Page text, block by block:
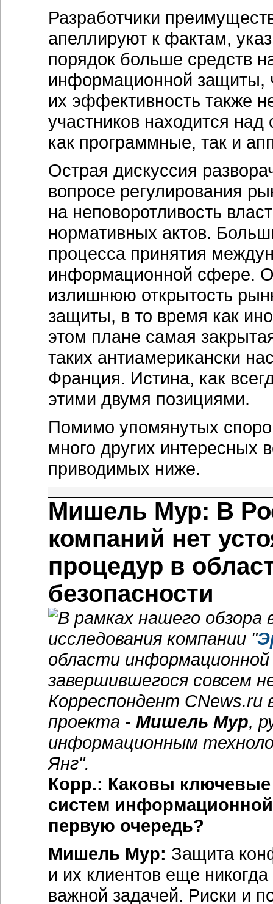
Разработчики
апеллируют к фактам,
порядок больше средств
информационной защиты,
их эффективность также
участников находится
как программные, так и
Острая дискуссия
вопросе регулирования
на неповоротливость
нормативных актов.
процесса принятия
информационной сфере.
излишнюю открытость
защиты, в то время как
этом плане самая
таких антиамерикански
Франция. Истина, как
этими двумя позициями.
Помимо упомянутых
много других интересных
приводимых ниже.
Мишель Мур: В
компаний нет
процедур в
безопасности
В рамках нашего обзора
исследования компании "
области
завершившегося совсем
Корреспондент CNews.ru
проекта - Мишель Мур,
информационным
Янг".
Корр.: Каковы
систем
первую очередь?
Мишель Мур: Защита
и их клиентов еще
важной задачей. Риски и